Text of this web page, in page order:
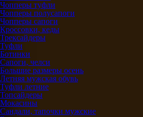
Чопперы туфли
Чопперы полусапоги
Чопперы сапоги
Кроссовки, кеды
Трексайдеры
Туфли
Ботинки
Сапоги, челси
Большие размеры осень
Летняя мужская обувь
Туфли летние
Топсайдеры
Мокасины
Сандали, тапочки мужские